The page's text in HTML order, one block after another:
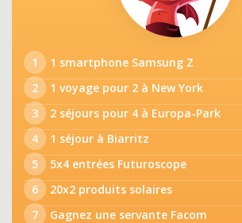
1
1 smartphone Samsung Z
2
1 voyage pour 2 à New York
3
2 séjours pour 4 à Europa-Park
4
1 séjour à Biarritz
5
5x4 entrées Futuroscope
6
20x2 produits solaires
7
Gagnez une servante Facom